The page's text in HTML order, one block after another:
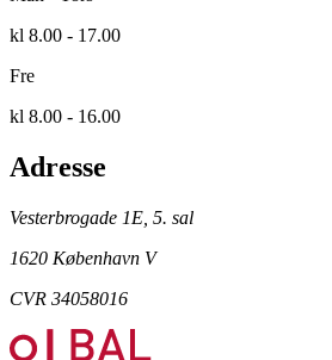
kl 8.00 - 17.00
Fre
kl 8.00 - 16.00
Adresse
Vesterbrogade 1E, 5. sal
1620 København V
CVR 34058016